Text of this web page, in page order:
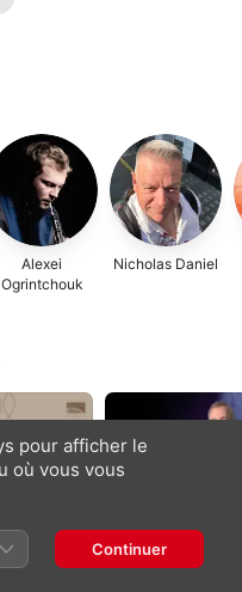
Alexei
Ogrintchouk
Nicholas Daniel
pour afficher le
où vous vous
Continuer